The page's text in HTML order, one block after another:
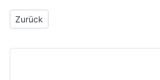
Vorheriger Beitrag: hv-2025-
Zurück